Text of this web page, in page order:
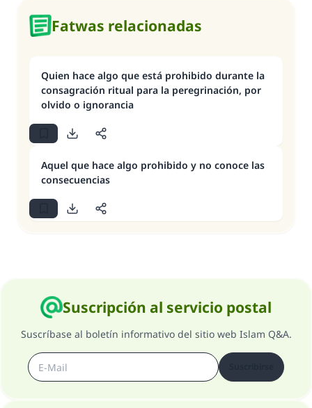
Fatwas relacionadas
Quien hace algo que está prohibido durante la
consagración ritual para la peregrinación, por
olvido o ignorancia
Aquel que hace algo prohibido y no conoce las
consecuencias
Suscripción al servicio postal
Suscríbase al boletín informativo del sitio web Islam Q&A.